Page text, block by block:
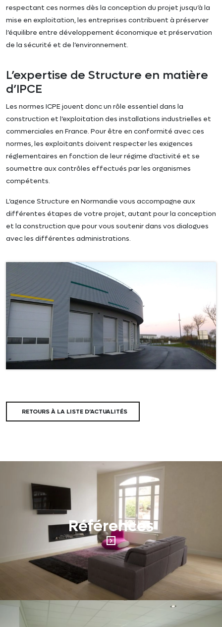
respectant ces normes dès la conception du projet jusqu’à la
mise en exploitation, les entreprises contribuent à préserver
l’équilibre entre développement économique et préservation
de la sécurité et de l’environnement.
L’expertise de Structure en matière
d’IPCE
Les normes ICPE jouent donc un rôle essentiel dans la
construction et l’exploitation des installations industrielles et
commerciales en France. Pour être en conformité avec ces
normes, les exploitants doivent respecter les exigences
réglementaires en fonction de leur régime d’activité et se
soumettre aux contrôles effectués par les organismes
compétents.
L’agence Structure en Normandie vous accompagne aux
différentes étapes de votre projet, autant pour la conception
et la construction que pour vous soutenir dans vos dialogues
avec les différentes administrations.
RETOURS À LA LISTE D’ACTUALITÉS
Références